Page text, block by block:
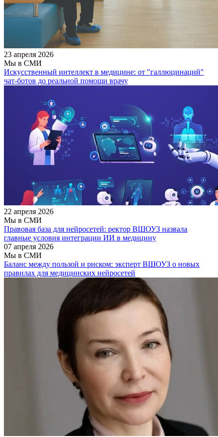
23 апреля 2026
Мы в СМИ
Искусственный интеллект в медицине: от "галлюцинаций"
чат-ботов до реальной помощи врачу
22 апреля 2026
Мы в СМИ
Правовая база для нейросетей: ректор ВШОУЗ назвала
главные условия интеграции ИИ в медицину
07 апреля 2026
Мы в СМИ
Баланс между пользой и риском: эксперт ВШОУЗ о новых
правилах для медицинских нейросетей